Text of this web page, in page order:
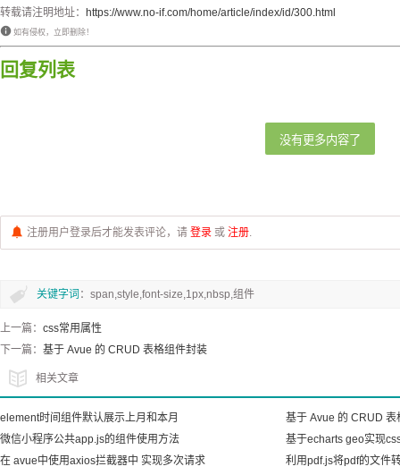
转载请注明地址： https://www.no-if.com/home/article/index/id/300.html
如有侵权，立即删除！
回复列表
没有更多内容了
注册用户登录后才能发表评论，请 登录 或 注册.
关键字词 ：span,style,font-size,1px,nbsp,组件
上一篇： css常用属性
下一篇： 基于 Avue 的 CRUD 表格组件封装
相关文章
element时间组件默认展示上月和本月
基于 Avue 的 CRUD 表
微信小程序公共app.js的组件使用方法
基于echarts geo实现
在 avue中使用axios拦截器中 实现多次请求
利用pdf.js将pdf的文件